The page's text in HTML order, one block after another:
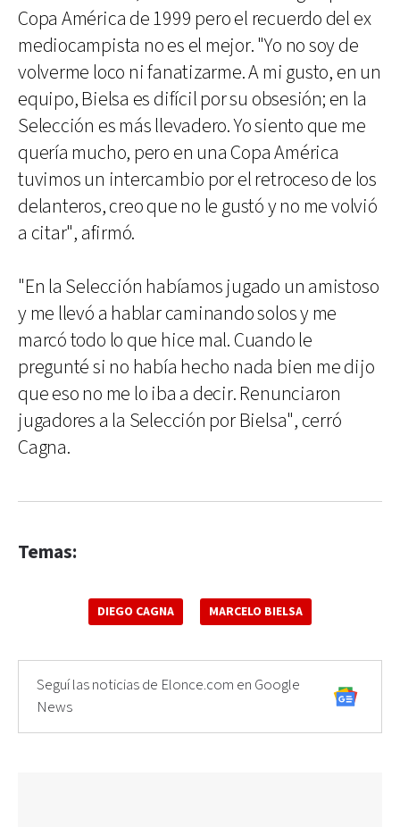
Copa América de 1999 pero el recuerdo del ex
mediocampista no es el mejor. "Yo no soy de
volverme loco ni fanatizarme. A mi gusto, en un
equipo, Bielsa es difícil por su obsesión; en la
Selección es más llevadero. Yo siento que me
quería mucho, pero en una Copa América
tuvimos un intercambio por el retroceso de los
delanteros, creo que no le gustó y no me volvió
a citar", afirmó.
"En la Selección habíamos jugado un amistoso
y me llevó a hablar caminando solos y me
marcó todo lo que hice mal. Cuando le
pregunté si no había hecho nada bien me dijo
que eso no me lo iba a decir. Renunciaron
jugadores a la Selección por Bielsa", cerró
Cagna.
Temas:
DIEGO CAGNA MARCELO BIELSA
Seguí las noticias de Elonce.com en Google
News